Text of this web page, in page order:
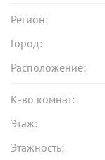
Регион:
Город:
Расположение:
К-во комнат:
Этаж:
Этажность: